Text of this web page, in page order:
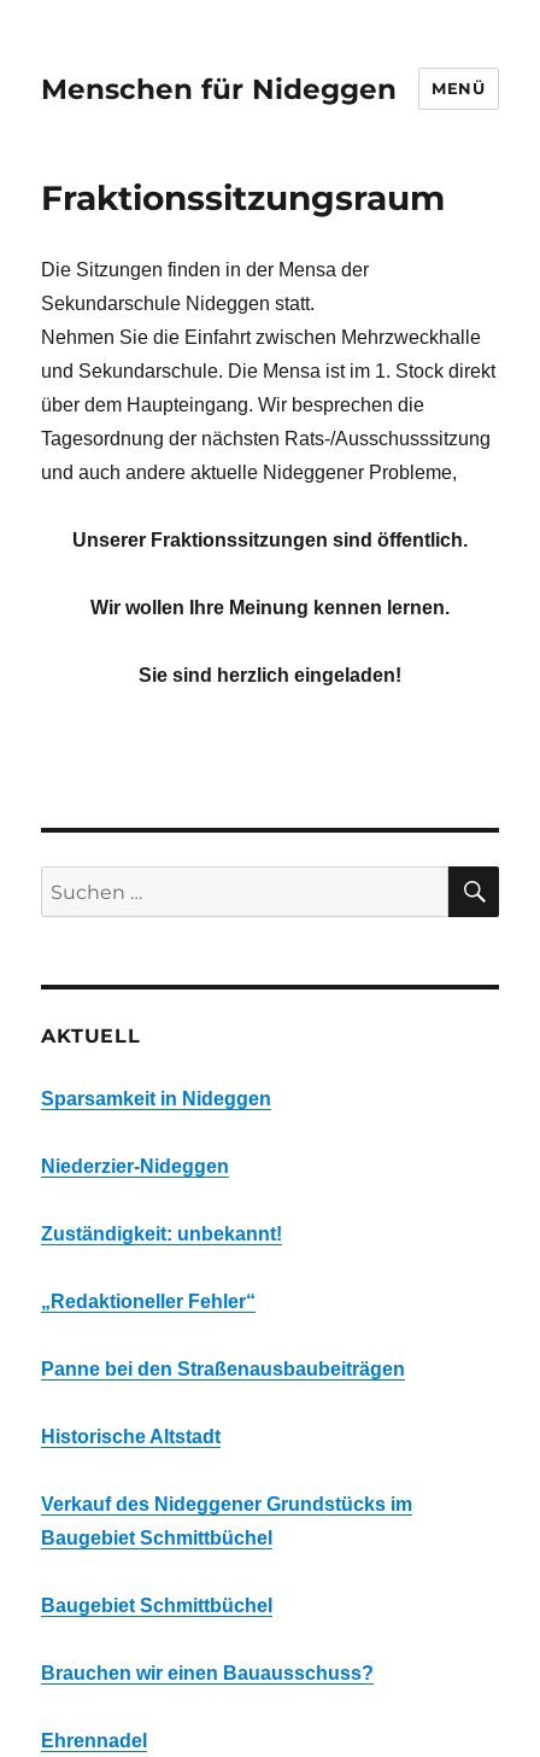
Menschen für Nideggen MENÜ
Fraktionssitzungsraum
Die Sitzungen finden in der Mensa der
Sekundarschule Nideggen statt.
Nehmen Sie die Einfahrt zwischen Mehrzweckhalle
und Sekundarschule. Die Mensa ist im 1. Stock direkt
über dem Haupteingang. Wir besprechen die
Tagesordnung der nächsten Rats-/Ausschusssitzung
und auch andere aktuelle Nideggener Probleme,
Unserer Fraktionssitzungen sind öffentlich.
Wir wollen Ihre Meinung kennen lernen.
Sie sind herzlich eingeladen!
Suchen
nach:
AKTUELL
Sparsamkeit in Nideggen
Niederzier-Nideggen
Zuständigkeit: unbekannt!
„Redaktioneller Fehler“
Panne bei den Straßenausbaubeiträgen
Historische Altstadt
Verkauf des Nideggener Grundstücks im
Baugebiet Schmittbüchel
Baugebiet Schmittbüchel
Brauchen wir einen Bauausschuss?
Ehrennadel